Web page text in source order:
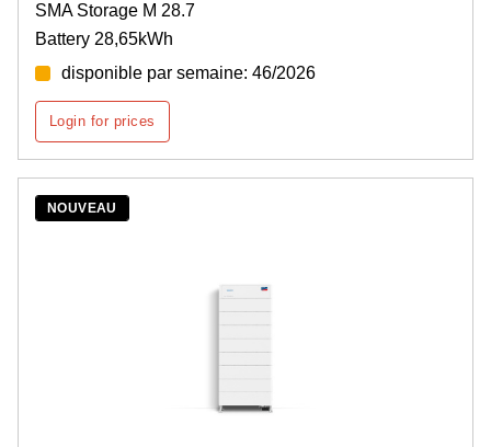
SMA Storage M 28.7
Battery 28,65kWh
disponible par semaine: 46/2026
Login for prices
NOUVEAU